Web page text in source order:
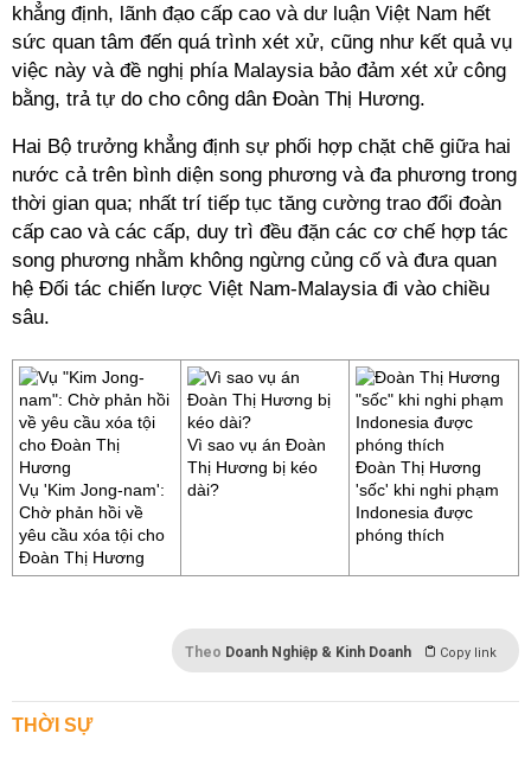
khẳng định, lãnh đạo cấp cao và dư luận Việt Nam hết
sức quan tâm đến quá trình xét xử, cũng như kết quả vụ
việc này và đề nghị phía Malaysia bảo đảm xét xử công
bằng, trả tự do cho công dân Đoàn Thị Hương.
Hai Bộ trưởng khẳng định sự phối hợp chặt chẽ giữa hai
nước cả trên bình diện song phương và đa phương trong
thời gian qua; nhất trí tiếp tục tăng cường trao đổi đoàn
cấp cao và các cấp, duy trì đều đặn các cơ chế hợp tác
song phương nhằm không ngừng củng cố và đưa quan
hệ Đối tác chiến lược Việt Nam-Malaysia đi vào chiều
sâu.
Vụ 'Kim Jong-nam':
Chờ phản hồi về
yêu cầu xóa tội cho
Đoàn Thị Hương
Vì sao vụ án Đoàn
Thị Hương bị kéo
dài?
Đoàn Thị Hương
'sốc' khi nghi phạm
Indonesia được
phóng thích
Theo Doanh Nghiệp & Kinh Doanh Copy link
THỜI SỰ